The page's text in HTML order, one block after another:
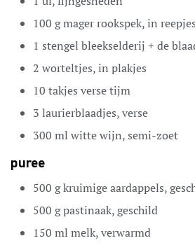
100 gmager rookspek,in reepjes
1 stengel bleekselderij + de
2 worteltjes,in plakjes
10 takjes verse tijm
3 laurierblaadjes,verse
300 ml witte wijn,semi-zoet
puree
500 gkruimige aardappels,
500 gpastinaak,geschild
150 ml melk,verwarmd